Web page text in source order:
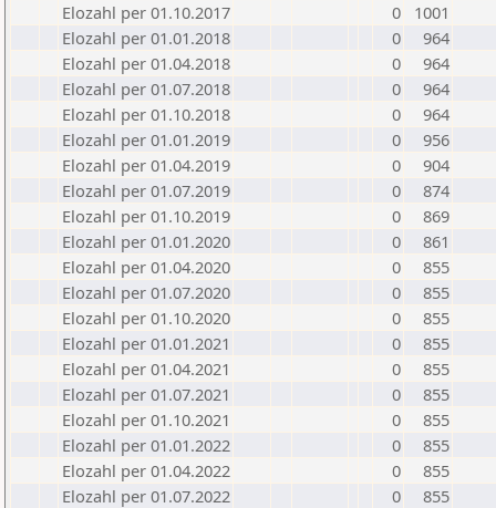
Elozahl per 01.10.2017
0
1001
Elozahl per 01.01.2018
0
964
Elozahl per 01.04.2018
0
964
Elozahl per 01.07.2018
0
964
Elozahl per 01.10.2018
0
964
Elozahl per 01.01.2019
0
956
Elozahl per 01.04.2019
0
904
Elozahl per 01.07.2019
0
874
Elozahl per 01.10.2019
0
869
Elozahl per 01.01.2020
0
861
Elozahl per 01.04.2020
0
855
Elozahl per 01.07.2020
0
855
Elozahl per 01.10.2020
0
855
Elozahl per 01.01.2021
0
855
Elozahl per 01.04.2021
0
855
Elozahl per 01.07.2021
0
855
Elozahl per 01.10.2021
0
855
Elozahl per 01.01.2022
0
855
Elozahl per 01.04.2022
0
855
Elozahl per 01.07.2022
0
855